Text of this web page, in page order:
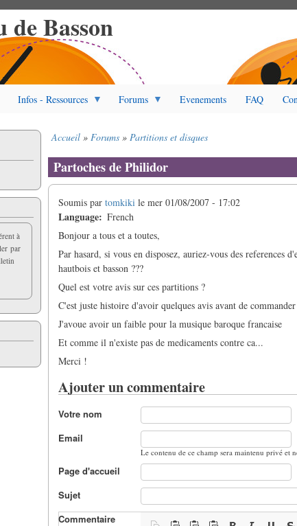
de Basson
Infos - Ressources Forums Evenements FAQ
d'Ariane
Accueil Forums Partitions et disques
Partoches de Philidor
Soumis partomkiki lemer 01/08/2007 - 17:02
Language
French
Bonjour a tous et a toutes,
Par hasard, si vous en disposez, auriez-vous des
hautbois et basson ???
Quel est votre avis sur ces partitions ?
C'est juste histoire d'avoir quelques avis avant de
J'avoue avoir un faible pour la musique baroque francaise
Et comme il n'existe pas de medicaments contre ca...
Merci !
Ajouter un commentaire
Votre nom
Email
Le contenu de ce champ sera maintenu privé et
Page d'accueil
Sujet
Commentaire
à
par